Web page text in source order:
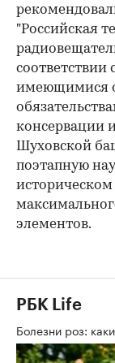
"Российская
соответствии
имеющимися
консервации
Шуховской
поэтапную
элементов.
РБК Life
Болезни роз: